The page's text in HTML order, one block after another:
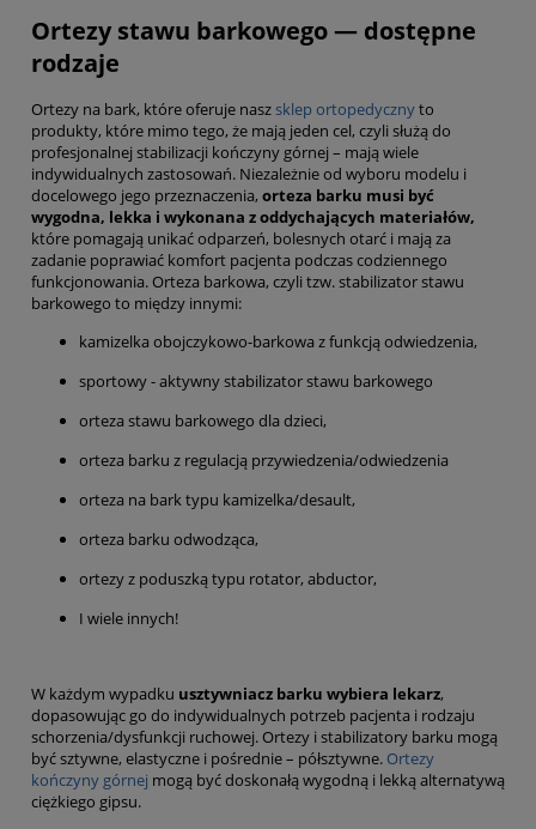
Ortezy stawu barkowego — dostępne
rodzaje
Ortezy na bark, które oferuje naszsklep ortopedycznyto
produkty, które mimo tego, że mają jeden cel, czyli służą do
profesjonalnej stabilizacji kończyny górnej – mają wiele
indywidualnych zastosowań. Niezależnie od wyboru modelu i
docelowego jego przeznaczenia, orteza barku musi być
wygodna, lekka i wykonana z oddychających materiałów,
które pomagają unikać odparzeń, bolesnych otarć i mają za
zadanie poprawiać komfort pacjenta podczas codziennego
funkcjonowania. Orteza barkowa, czyli tzw. stabilizator stawu
barkowego to między innymi:
kamizelka obojczykowo-barkowa z funkcją odwiedzenia,
sportowy - aktywny stabilizator stawu barkowego
orteza stawu barkowego dla dzieci,
orteza barku z regulacją przywiedzenia/odwiedzenia
orteza na bark typu kamizelka/desault,
orteza barku odwodząca,
ortezy z poduszką typu rotator, abductor,
I wiele innych!
W każdym wypadku usztywniacz barku wybiera lekarz,
dopasowując go do indywidualnych potrzeb pacjenta i rodzaju
schorzenia/dysfunkcji ruchowej. Ortezy i stabilizatory barku mogą
być sztywne, elastyczne i pośrednie – półsztywne. Ortezy
kończyny górnej mogą być doskonałą wygodną i lekką alternatywą
ciężkiego gipsu.